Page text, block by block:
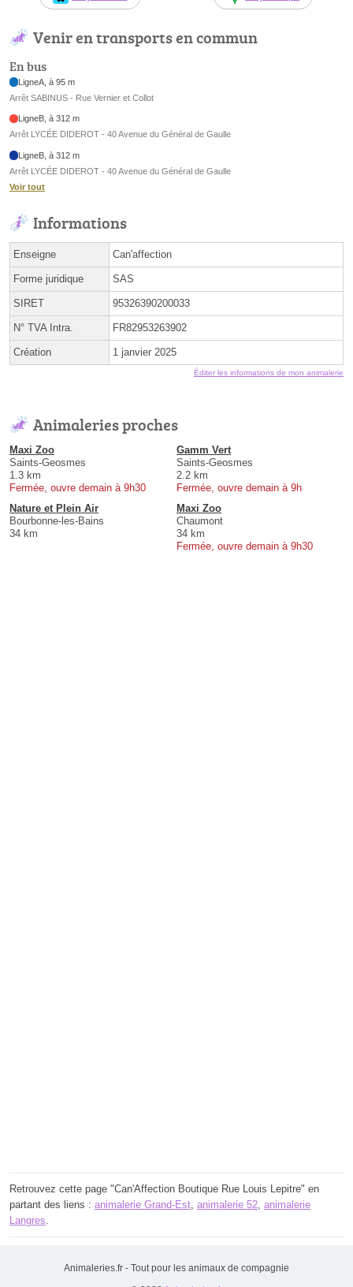
Venir en transports en commun
En bus
LigneA, à 95 m
Arrêt SABINUS - Rue Vernier et Collot
LigneB, à 312 m
Arrêt LYCÉE DIDEROT - 40 Avenue du Général de Gaulle
LigneB, à 312 m
Arrêt LYCÉE DIDEROT - 40 Avenue du Général de Gaulle
Voir tout
Informations
Enseigne Can'affection
Forme juridique SAS
SIRET 95326390200033
N° TVA Intra. FR82953263902
Création 1 janvier 2025
Éditer les informations de mon animalerie
Animaleries proches
Maxi Zoo
Saints-Geosmes
1.3 km
Fermée, ouvre demain à 9h30
Gamm Vert
Saints-Geosmes
2.2 km
Fermée, ouvre demain à 9h
Nature et Plein Air
Bourbonne-les-Bains
34 km
Maxi Zoo
Chaumont
34 km
Fermée, ouvre demain à 9h30
Retrouvez cette page "Can'Affection Boutique Rue Louis Lepitre" en
partant des liens : animalerie Grand-Est animalerie 52 animalerie
Langres
Animaleries.fr - Tout pour les animaux de compagnie